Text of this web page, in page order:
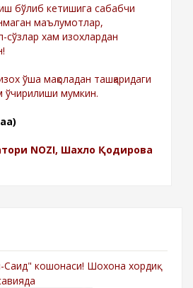
бўлиб кетишига сабабчи
маълумотлар,
сўзлар хам изохлардан
ўша мақоладан ташқаридаги
ўчирилиши мумкин.
NOZI, Шахло Қодирова
кошонаси! Шохона хордиқ